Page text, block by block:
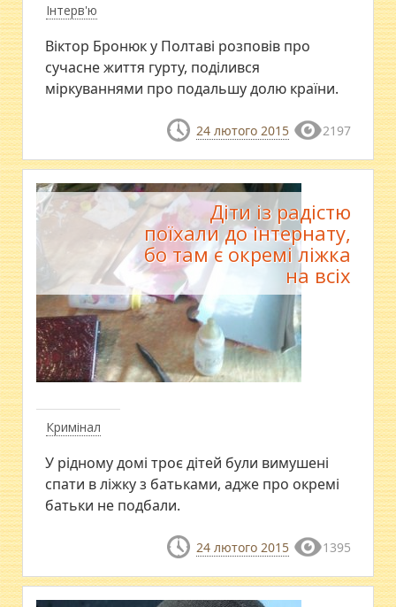
Інтерв'ю
Віктор Бронюк у Полтаві розповів про
сучасне життя гурту, поділився
міркуваннями про подальшу долю країни.
24 лютого 2015 2197
Кримінал
Діти із радістю
поїхали до інтернату,
бо там є окремі ліжка
на всіх
У рідному домі троє дітей були вимушені
спати в ліжку з батьками, адже про окремі
батьки не подбали.
24 лютого 2015 1395